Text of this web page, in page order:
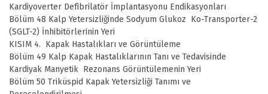
Kardiyoverter Defibrilatör İmplantasyonu Endikasyonları
Bölüm 48 Kalp Yetersizliğinde Sodyum Glukoz Ko-Transporter-2
(SGLT-2) İnhibitörlerinin Yeri
KISIM 4. Kapak Hastalıkları ve Görüntüleme
Bölüm 49 Kalp Kapak Hastalıklarının Tanı ve Tedavisinde
Kardiyak Manyetik Rezonans Görüntülemenin Yeri
Bölüm 50 Triküspid Kapak Yetersizliği Tanımı ve